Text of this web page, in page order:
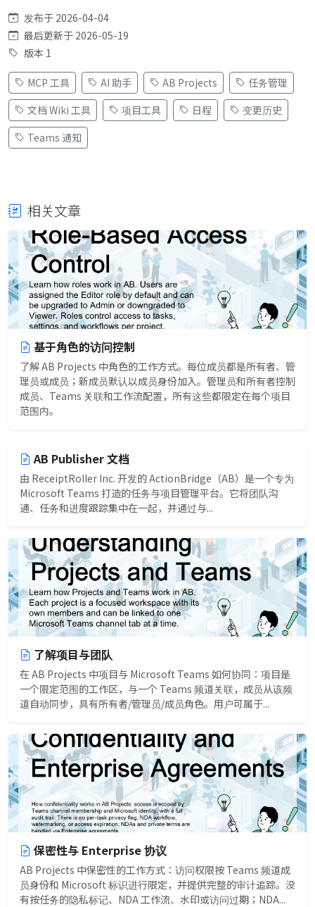
发布于 2026-04-04
最后更新于 2026-05-19
版本 1
MCP 工具 AI 助手 AB Projects
任务管理
文档 Wiki 工具
项目工具 日程
变更历史
Teams 通知
相关文章
基于角色的访问控制
了解 AB Projects 中角色的工作方式。每位成员都是所有者、管
理员或成员；新成员默认以成员身份加入。管理员和所有者控制
成员、Teams 关联和工作流配置，所有这些都限定在每个项目
范围内。
AB Publisher 文档
由 ReceiptRoller Inc. 开发的 ActionBridge（AB）是一个专为
Microsoft Teams 打造的任务与项目管理平台。它将团队沟
通、任务和进度跟踪集中在一起，并通过与...
了解项目与团队
在 AB Projects 中项目与 Microsoft Teams 如何协同：项目是
一个限定范围的工作区，与一个 Teams 频道关联，成员从该频
道自动同步，具有所有者/管理员/成员角色。用户可属于...
保密性与 Enterprise 协议
AB Projects 中保密性的工作方式：访问权限按 Teams 频道成
员身份和 Microsoft 标识进行限定，并提供完整的审计追踪。没
有按任务的隐私标记、NDA 工作流、水印或访问过期；NDA...